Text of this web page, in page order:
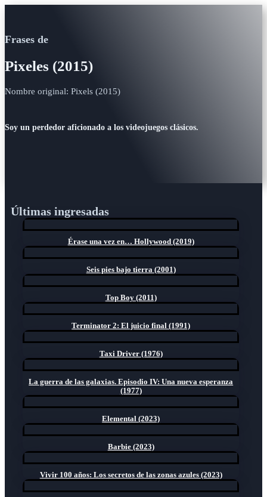
Frases de
Pixeles (2015)
Nombre original: Pixels (2015)
Soy un perdedor aficionado a los videojuegos clásicos.
Últimas ingresadas
Érase una vez en… Hollywood (2019)
Seis pies bajo tierra (2001)
Top Boy (2011)
Terminator 2: El juicio final (1991)
Taxi Driver (1976)
La guerra de las galaxias. Episodio IV: Una nueva esperanza
(1977)
Elemental (2023)
Barbie (2023)
Vivir 100 años: Los secretos de las zonas azules (2023)